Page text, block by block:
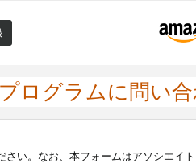
ログラムに問い
さい。なお、本フォームはアソシエイ